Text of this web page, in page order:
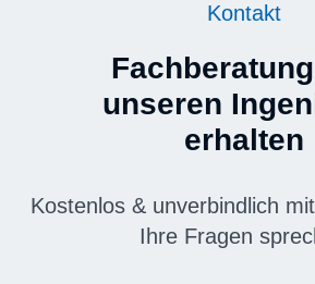
Kontakt
unseren
erhalten
Kostenlos & unverbindlich
Ihre Fragen